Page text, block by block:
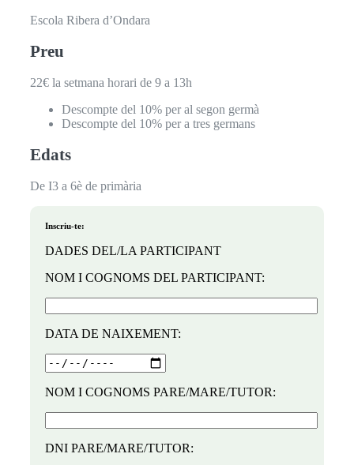
Escola Ribera d’Ondara
Preu
22€ la setmana horari de 9 a 13h
Descompte del 10% per al segon germà
Descompte del 10% per a tres germans
Edats
De I3 a 6è de primària
Inscriu-te:
DADES DEL/LA PARTICIPANT
NOM I COGNOMS DEL PARTICIPANT:
DATA DE NAIXEMENT:
NOM I COGNOMS PARE/MARE/TUTOR:
DNI PARE/MARE/TUTOR: